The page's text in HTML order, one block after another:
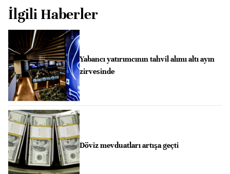
İlgili Haberler
Yabancı yatırımcının tahvil alımı altı ayın
zirvesinde
Döviz mevduatları artışa geçti